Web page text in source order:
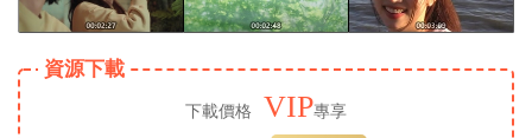
資源下載
下載價格 VIP專享